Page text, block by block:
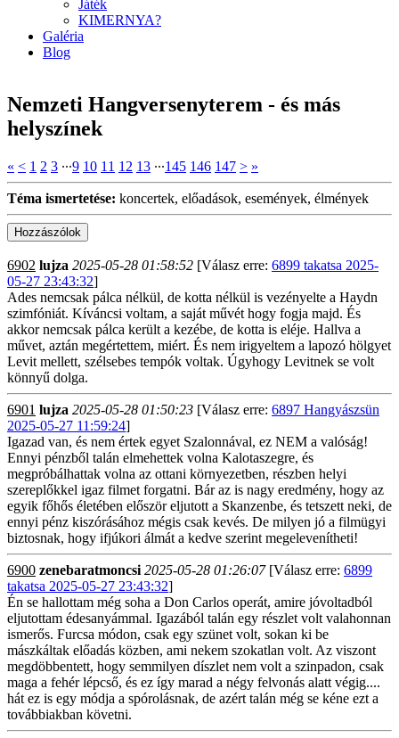
Játék
KIMERNYA?
Galéria
Blog
Nemzeti Hangversenyterem - és más
helyszínek
« < 1 2 3 ∙∙∙9 10 11 12 13 ∙∙∙145 146 147 > »
Téma ismertetése: koncertek, előadások, események, élmények
6902 lujza 2025-05-28 01:58:52 [Válasz erre: 6899 takatsa 2025-
05-27 23:43:32]
Ades nemcsak pálca nélkül, de kotta nélkül is vezényelte a Haydn
szimfóniát. Kíváncsi voltam, a saját művét hogy fogja majd. És
akkor nemcsak pálca került a kezébe, de kotta is eléje. Hallva a
művet, aztán megértettem, miért. És nem irigyeltem a lapozó hölgyet
Levit mellett, szélsebes tempók voltak. Úgyhogy Levitnek se volt
könnyű dolga.
6901 lujza 2025-05-28 01:50:23 [Válasz erre: 6897 Hangyászsün
2025-05-27 11:59:24]
Igazad van, és nem értek egyet Szalonnával, ez NEM a valóság!
Ennyi pénzből talán elmehettek volna Kalotaszegre, és
megpróbálhattak volna az ottani környezetben, részben helyi
szereplőkkel igaz filmet forgatni. Bár az is nagy eredmény, hogy az
egyik főhős életében először eljutott a Skanzenbe, és tetszett neki, de
ennyi pénz kiszórásához mégis csak kevés. De milyen jó a filmügyi
biztosnak, hogy ifjúkori álmát a kedve szerint megelevenítheti!
6900 zenebaratmoncsi 2025-05-28 01:26:07[Válasz erre: 6899
takatsa 2025-05-27 23:43:32]
Én se hallottam még soha a Don Carlos operát, amire jóvoltadból
eljutottam édesanyámmal. Igazából talán egy részlet volt valahonnan
ismerős. Furcsa módon, csak egy szünet volt, sokan ki be
mászkáltak előadás közben, ami nekem szokatlan volt. Az viszont
megdöbbentett, hogy semmilyen díszlet nem volt a szinpadon, csak
maga a fehér lépcső, és ez így marad a négy felvonás alatt végig....
hát ez is egy módja a spórolásnak, de azért talán még se kéne ezt a
továbbiakban követni.